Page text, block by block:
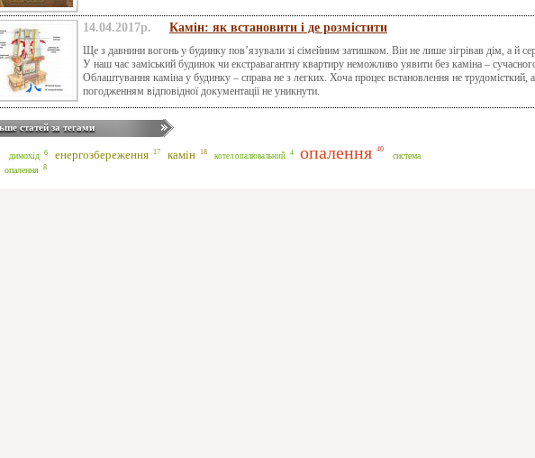
14.04.2017р. Камін: як встановити і де розмістити
Ще з давнини вогонь у будинку пов’язували зі сімейним затишком. Він не лише зігрівав дім, а й
У наш час заміський будинок чи екстравагантну квартиру неможливо уявити без каміна –
Облаштування каміна у будинку – справа не з легких. Хоча процес встановлення не трудомісткий,
погодженням відповідної документації не уникнути.
статей за тегами
димохід 6 енергозбереження 17 камін 18 котел опалювальний 4 опалення 40
система
опалення 8